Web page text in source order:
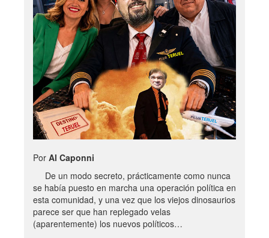
Por Al Caponni
De un modo secreto, prácticamente como nunca
se había puesto en marcha una operación política en
esta comunidad, y una vez que los viejos dinosaurios
parece ser que han replegado velas
(aparentemente) los nuevos políticos…